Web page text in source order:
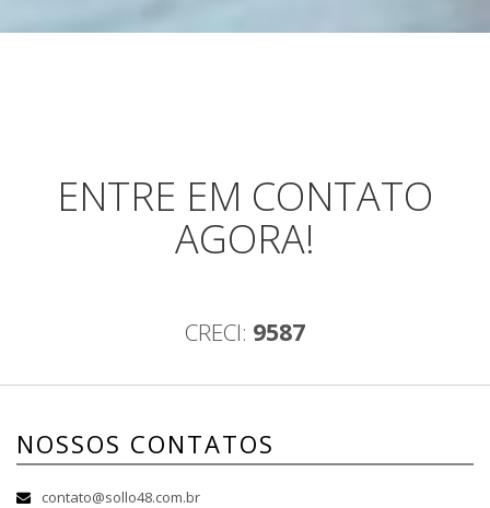
ENTRE EM CONTATO
AGORA!
CRECI: 9587
NOSSOS CONTATOS
contato@sollo48.com.br